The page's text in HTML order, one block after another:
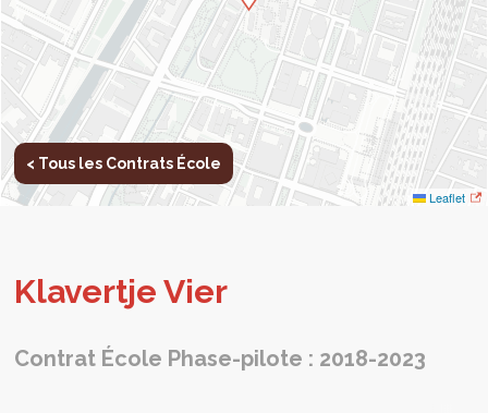
Leaflet
< Tous les Contrats École
Kla­vertje Vier
Contrat École Phase-pilote : 2018-2023